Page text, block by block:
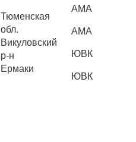
Тюменская
обл.
Викуловский
р-н
Ермаки
АМА
АМА
ЮВК
ЮВК